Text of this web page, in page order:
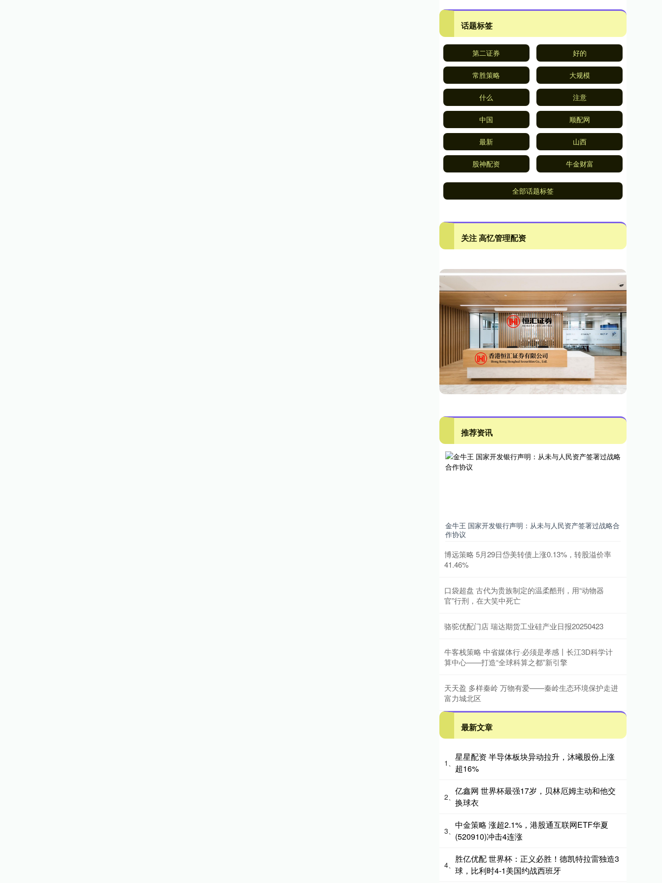
话题标签
第二证券 好的
常胜策略 大规模
什么 注意
中国 顺配网
最新 山西
股神配资 牛金财富
全部话题标签
关注 高忆管理配资
推荐资讯
金牛王 国家开发银行声明：从未与人民资产签署过战略合
作协议
博远策略 5月29日岱美转债上涨0.13%，转股溢价率
41.46%
口袋超盘 古代为贵族制定的温柔酷刑，用“动物器
官”行刑，在大笑中死亡
骆驼优配门店 瑞达期货工业硅产业日报20250423
牛客栈策略 中省媒体行·必须是孝感丨长江3D科学计
算中心——打造“全球科算之都”新引擎
天天盈 多样秦岭 万物有爱——秦岭生态环境保护走进
富力城北区
最新文章
1、
星星配资 半导体板块异动拉升，沐曦股份上涨
超16%
2、
亿鑫网 世界杯最强17岁，贝林厄姆主动和他交
换球衣
3、
中金策略 涨超2.1%，港股通互联网ETF华夏
(520910)冲击4连涨
4、
胜亿优配 世界杯：正义必胜！德凯特拉雷独造3
球，比利时4-1美国约战西班牙